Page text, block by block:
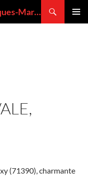
VOLCANMANIA : le blog de Jacques-Marie BARDINTZEFF, volcanologue
(71390), charmante